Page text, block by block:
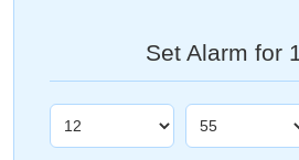
Set Alarm for